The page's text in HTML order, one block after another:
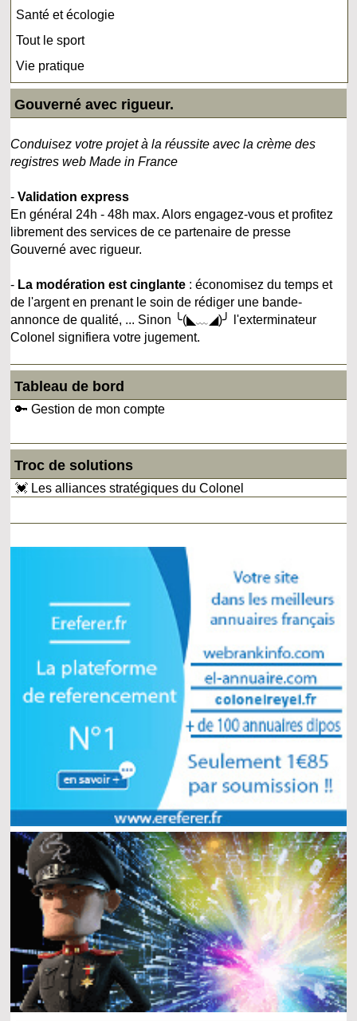
Santé et écologie
Tout le sport
Vie pratique
Gouverné avec rigueur.
Conduisez votre projet à la réussite avec la crème des
registres web Made in France
-Validation express
En général 24h - 48h max. Alors engagez-vous et profitez
librement des services de ce partenaire de presse
Gouverné avec rigueur.
- La modération est cinglante : économisez du temps et
de l'argent en prenant le soin de rédiger une bande-
annonce de qualité, ... Sinon ╰(◣﹏◢)╯ l'exterminateur
Colonel signifiera votre jugement.
Tableau de bord
🔑 Gestion de mon compte
Troc de solutions
💓 Les alliances stratégiques du Colonel